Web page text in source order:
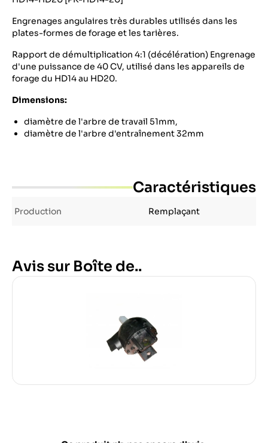
Engrenages angulaires très durables utilisés dans les
plates-formes de forage et les tarières.
Rapport de démultiplication 4:1 (décélération) Engrenage
d'une puissance de 40 CV, utilisé dans les appareils de
forage du HD14 au HD20.
Dimensions:
diamètre de l'arbre de travail 51mm,
diamètre de l'arbre d'entraînement 32mm
Caractéristiques
Production Remplaçant
Avis sur Boîte de..